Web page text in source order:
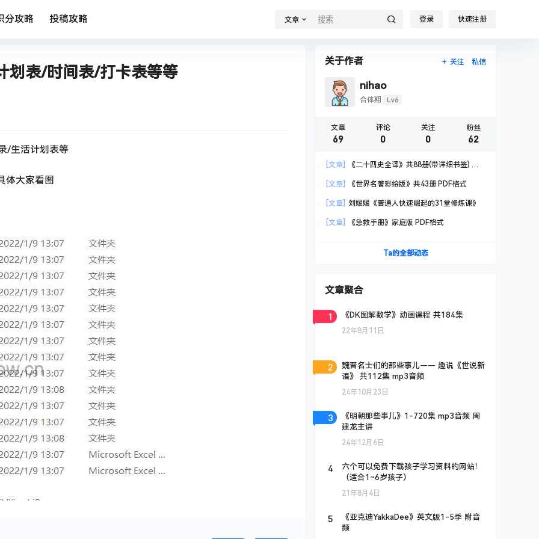
分攻略 投稿攻略 文章 登录 快速注册
划表/时间表/打卡表等等
/生活计划表等
体大家看图
关于作者 关注 私信
nihao
合体期 Lv6
文章
69
评论
0
关注
0
粉丝
62
[文章]
《二十四史全译》共88册(带详细书签) 汉
[文章]
《世界名著彩绘版》共43册 PDF格式
[文章] 刘媛媛《普通人快速崛起的31堂修炼课》
[文章] 《急救手册》家庭版 PDF格式
Ta的全部动态
文章聚合
1 《DK图解数学》动画课程 共184集
22年8月11日
2
魏晋名士们的那些事儿—— 趣说《世说新
语》 共112集 mp3音频
24年10月23日
3
《明朝那些事儿》1-720集 mp3音频 周
建龙主讲
24年12月6日
4
六个可以免费下载孩子学习资料的网站！
（适合1~6岁孩子）
21年8月4日
5
《亚克迪YakkaDee》英文版1-5季 附音
频